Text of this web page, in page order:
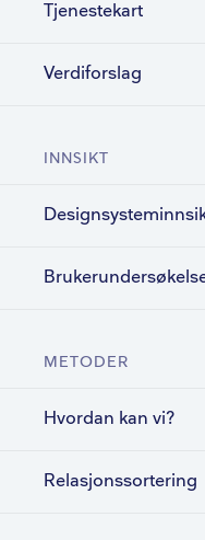
Tjenestekart
Verdiforslag
INNSIKT
METODER
Hvordan kan vi?
Relasjonssortering